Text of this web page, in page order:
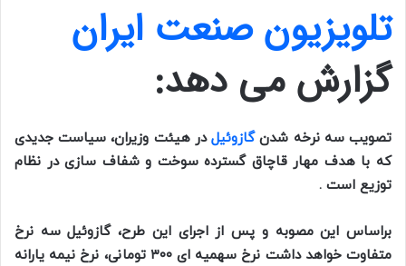
تلویزیون صنعت ایران
گزارش می دهد:
تصویب سه نرخه شدنگازوئیلدر هیئت وزیران، سیاست جدیدی
که با هدف مهار قاچاق گسترده سوخت و شفاف سازی در نظام
توزیع است .
براساس این مصوبه و پس از اجرای این طرح، گازوئیل سه نرخ
متفاوت خواهد داشت نرخ سهمیه ای ۳۰۰ تومانی، نرخ نیمه یارانه